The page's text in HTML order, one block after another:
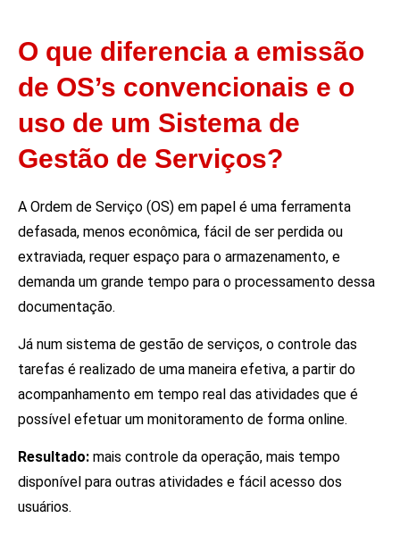
O que diferencia a emissão
de OS’s convencionais e o
uso de um Sistema de
Gestão de Serviços?
A Ordem de Serviço (OS) em papel é uma ferramenta
defasada, menos econômica, fácil de ser perdida ou
extraviada, requer espaço para o armazenamento, e
demanda um grande tempo para o processamento dessa
documentação.
Já num sistema de gestão de serviços, o controle das
tarefas é realizado de uma maneira efetiva, a partir do
acompanhamento em tempo real das atividades que é
possível efetuar um monitoramento de forma online.
Resultado: mais controle da operação, mais tempo
disponível para outras atividades e fácil acesso dos
usuários.